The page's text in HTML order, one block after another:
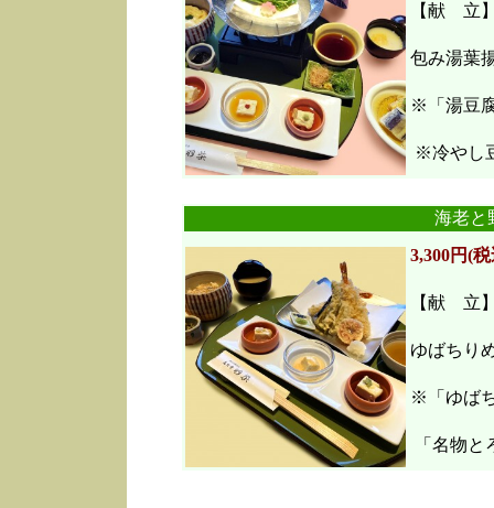
【献 立
包み湯葉
※「湯豆
※冷やし
海老
3,300円(
【献 立
ゆばちり
※「ゆば
「名物と